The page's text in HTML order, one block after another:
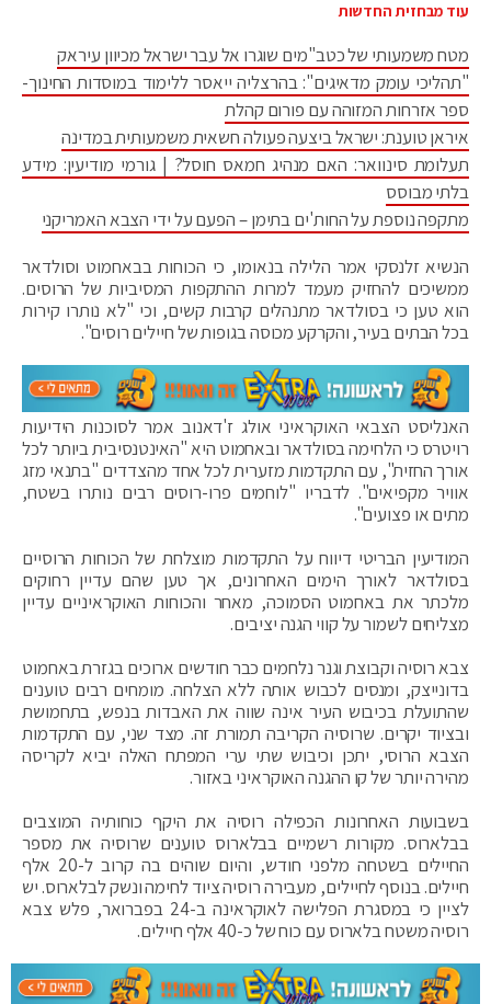
עוד מבחזית החדשות
מטח משמעותי של כטב"מים שוגרו אל עבר ישראל מכיוון עיראק
"תהליכי עומק מדאיגים": בהרצליה ייאסר ללימוד במוסדות החינוך-
ספר אזרחות המזוהה עם פורום קהלת
איראן טוענת: ישראל ביצעה פעולה חשאית משמעותית במדינה
תעלומת סינוואר: האם מנהיג חמאס חוסל? | גורמי מודיעין: מידע
בלתי מבוסס
מתקפה נוספת על החות'ים בתימן – הפעם על ידי הצבא האמריקני
הנשיא זלנסקי אמר הלילה בנאומו, כי הכוחות בבאחמוט וסולדאר
ממשיכים להחזיק מעמד למרות ההתקפות המסיביות של הרוסים.
הוא טען כי בסולדאר מתנהלים קרבות קשים, וכי "לא נותרו קירות
בכל הבתים בעיר, והקרקע מכוסה בגופות של חיילים רוסים".
האנליסט הצבאי האוקראיני אולג ז'דאנוב אמר לסוכנות הידיעות
רויטרס כי הלחימה בסולדאר ובאחמוט היא "האינטנסיבית ביותר לכל
אורך החזית", עם התקדמות מזערית לכל אחד מהצדדים "בתנאי מזג
אוויר מקפיאים". לדבריו "לוחמים פרו-רוסים רבים נותרו בשטח,
מתים או פצועים".
המודיעין הבריטי דיווח על התקדמות מוצלחת של הכוחות הרוסיים
בסולדאר לאורך הימים האחרונים, אך טען שהם עדיין רחוקים
מלכתר את באחמוט הסמוכה, מאחר והכוחות האוקראיניים עדיין
מצליחים לשמור על קווי הגנה יציבים.
צבא רוסיה וקבוצת וגנר נלחמים כבר חודשים ארוכים בגזרת באחמוט
בדונייצק, ומנסים לכבוש אותה ללא הצלחה. מומחים רבים טוענים
שהתועלת בכיבוש העיר אינה שווה את האבדות בנפש, בתחמושת
ובציוד יקרים. שרוסיה הקריבה תמורת זה. מצד שני, עם התקדמות
הצבא הרוסי, יתכן וכיבוש שתי ערי המפתח האלה יביא לקריסה
מהירה יותר של קו ההגנה האוקראיני באזור.
בשבועות האחרונות הכפילה רוסיה את היקף כוחותיה המוצבים
בבלארוס. מקורות רשמיים בבלארוס טוענים שרוסיה את מספר
החיילים בשטחה מלפני חודש, והיום שוהים בה קרוב ל-20 אלף
חיילים. בנוסף לחיילים, מעבירה רוסיה ציוד לחימה ונשק לבלארוס. יש
לציין כי במסגרת הפלישה לאוקראינה ב-24 בפברואר, פלש צבא
רוסיה משטח בלארוס עם כוח של כ-40 אלף חיילים.